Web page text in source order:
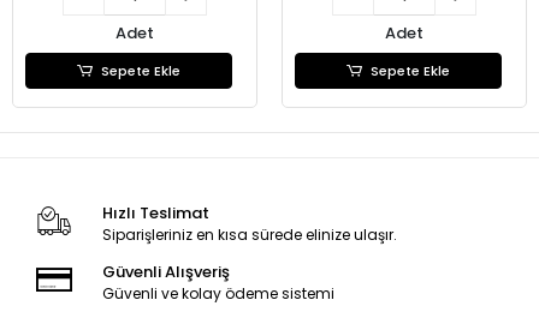
Adet
Sepete Ekle
Adet
Sepete Ekle
Hızlı Teslimat
Siparişleriniz en kısa sürede elinize ulaşır.
Güvenli Alışveriş
Güvenli ve kolay ödeme sistemi